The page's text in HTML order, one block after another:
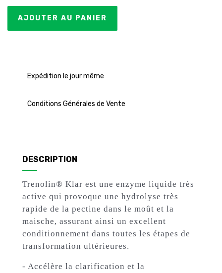
AJOUTER AU PANIER
Expédition le jour même
Conditions Générales de Vente
DESCRIPTION
Trenolin® Klar est une enzyme liquide très
active qui provoque une hydrolyse très
rapide de la pectine dans le moût et la
maische, assurant ainsi un excellent
conditionnement dans toutes les étapes de
transformation ultérieures.
- Accélère la clarification et la